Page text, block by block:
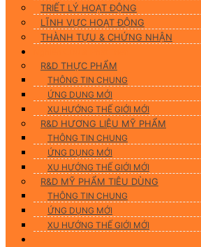
TRIẾT LÝ HOẠT ĐỘNG
LĨNH VỰC HOẠT ĐỘNG
THÀNH TỰU & CHỨNG NHẬN
R&D THỰC PHẨM
THÔNG TIN CHUNG
ỨNG DUNG MỚI
XU HƯỚNG THẾ GIỚI MỚI
R&D HƯƠNG LIỆU MỸ PHẨM
THÔNG TIN CHUNG
ỨNG DỤNG MỚI
XU HƯỚNG THẾ GIỚI MỚI
R&D MỸ PHẨM TIÊU DÙNG
THÔNG TIN CHUNG
ỨNG DỤNG MỚI
XU HƯỚNG THẾ GIỚI MỚI